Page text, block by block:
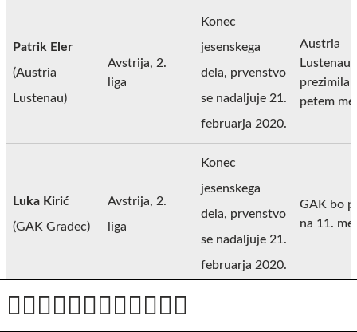
Patrik Eler
(Austria
Lustenau)
Avstrija, 2.
liga
Konec
jesenskega
dela, prvenstvo
se nadaljuje 21.
februarja 2020.
Austria
Lustenau
prezimila
petem
Luka Kirić
(GAK Gradec)
Avstrija, 2.
liga
Konec
jesenskega
dela, prvenstvo
se nadaljuje 21.
februarja 2020.
GAK bo
na 11.
jesenskega